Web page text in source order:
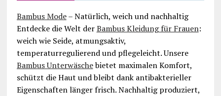
Bambus Mode– Natürlich, weich und nachhaltig
Entdecke die Welt derBambus Kleidung für Frauen:
weich wie Seide, atmungsaktiv,
temperaturregulierend und pflegeleicht. Unsere
Bambus Unterwäschebietet maximalen Komfort,
schützt die Haut und bleibt dank antibakterieller
Eigenschaften länger frisch. Nachhaltig produziert,